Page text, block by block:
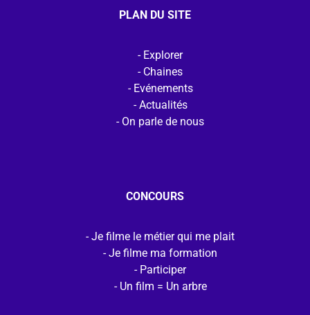
PLAN DU SITE
Explorer
Chaines
Evénements
Actualités
On parle de nous
CONCOURS
Je filme le métier qui me plait
Je filme ma formation
Participer
Un film = Un arbre